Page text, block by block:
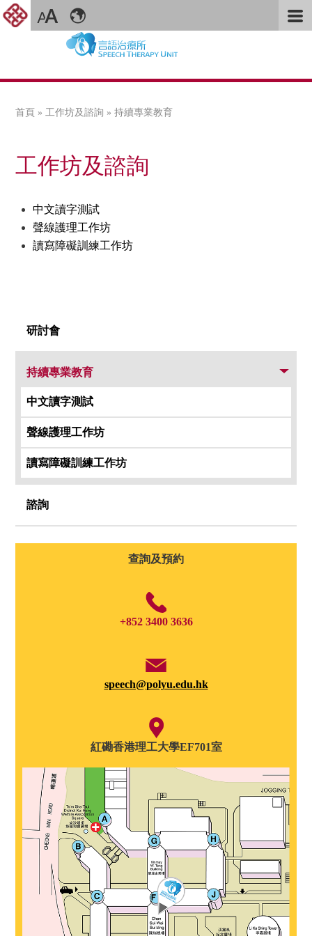
您在這裡
首頁 » 工作坊及諮詢 » 持續專業教育
工作坊及諮詢
中文讀字測試
聲線護理工作坊
讀寫障礙訓練工作坊
研討會
持續專業教育
中文讀字測試
聲線護理工作坊
讀寫障礙訓練工作坊
諮詢
查詢及預約
+852 3400 3636
speech@polyu.edu.hk
紅磡香港理工大學EF701室